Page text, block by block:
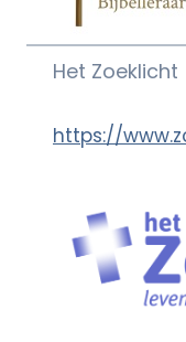
Het Zoeklicht
https://